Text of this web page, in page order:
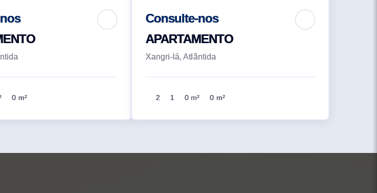
0 m²
Consulte-nos
APARTAMENTO
Xangri-lá, Atlântida
2 1 0 m² 0 m²